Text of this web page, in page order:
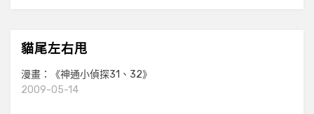
貓尾左右甩
漫畫：《神通小偵探31、32》
2009-05-14